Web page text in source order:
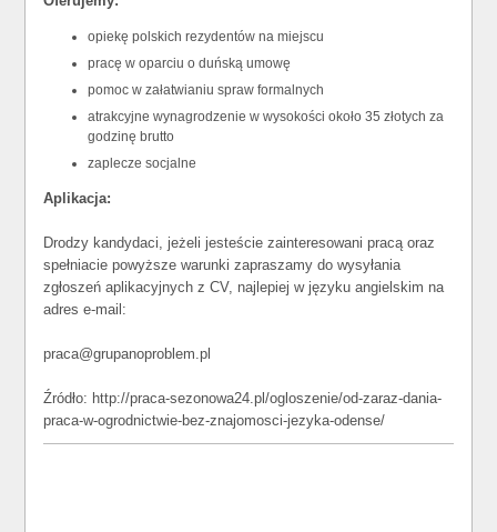
opiekę polskich rezydentów na miejscu
pracę w oparciu o duńską umowę
pomoc w załatwianiu spraw formalnych
atrakcyjne wynagrodzenie w wysokości około 35 złotych za
godzinę brutto
zaplecze socjalne
Aplikacja:
Drodzy kandydaci, jeżeli jesteście zainteresowani pracą oraz
spełniacie powyższe warunki zapraszamy do wysyłania
zgłoszeń aplikacyjnych z CV, najlepiej w języku angielskim na
adres e-mail:
praca@grupanoproblem.pl
Źródło: http://praca-sezonowa24.pl/ogloszenie/od-zaraz-dania-
praca-w-ogrodnictwie-bez-znajomosci-jezyka-odense/